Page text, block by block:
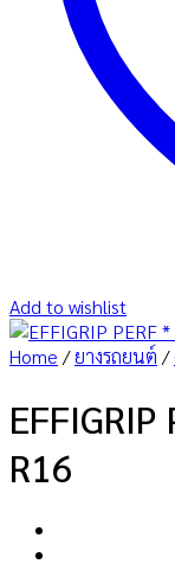
Add to wishlist
Home /ยางรถยนต์ /
R16